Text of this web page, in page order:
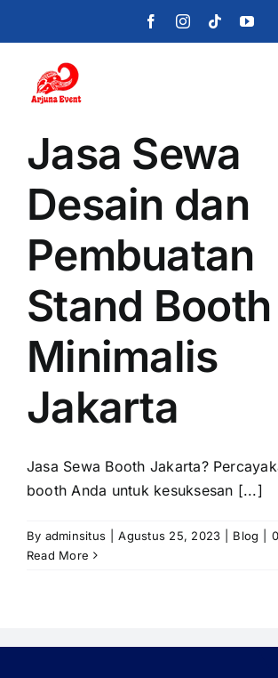
Foto
Jasa Sewa
Desain dan
Pembuatan
Stand Booth
Minimalis
Jakarta
Jasa Sewa Booth Jakarta?
booth Anda untuk kesuksesan [...]
By adminsitus Agustus 25, 2023 Blog
Read More